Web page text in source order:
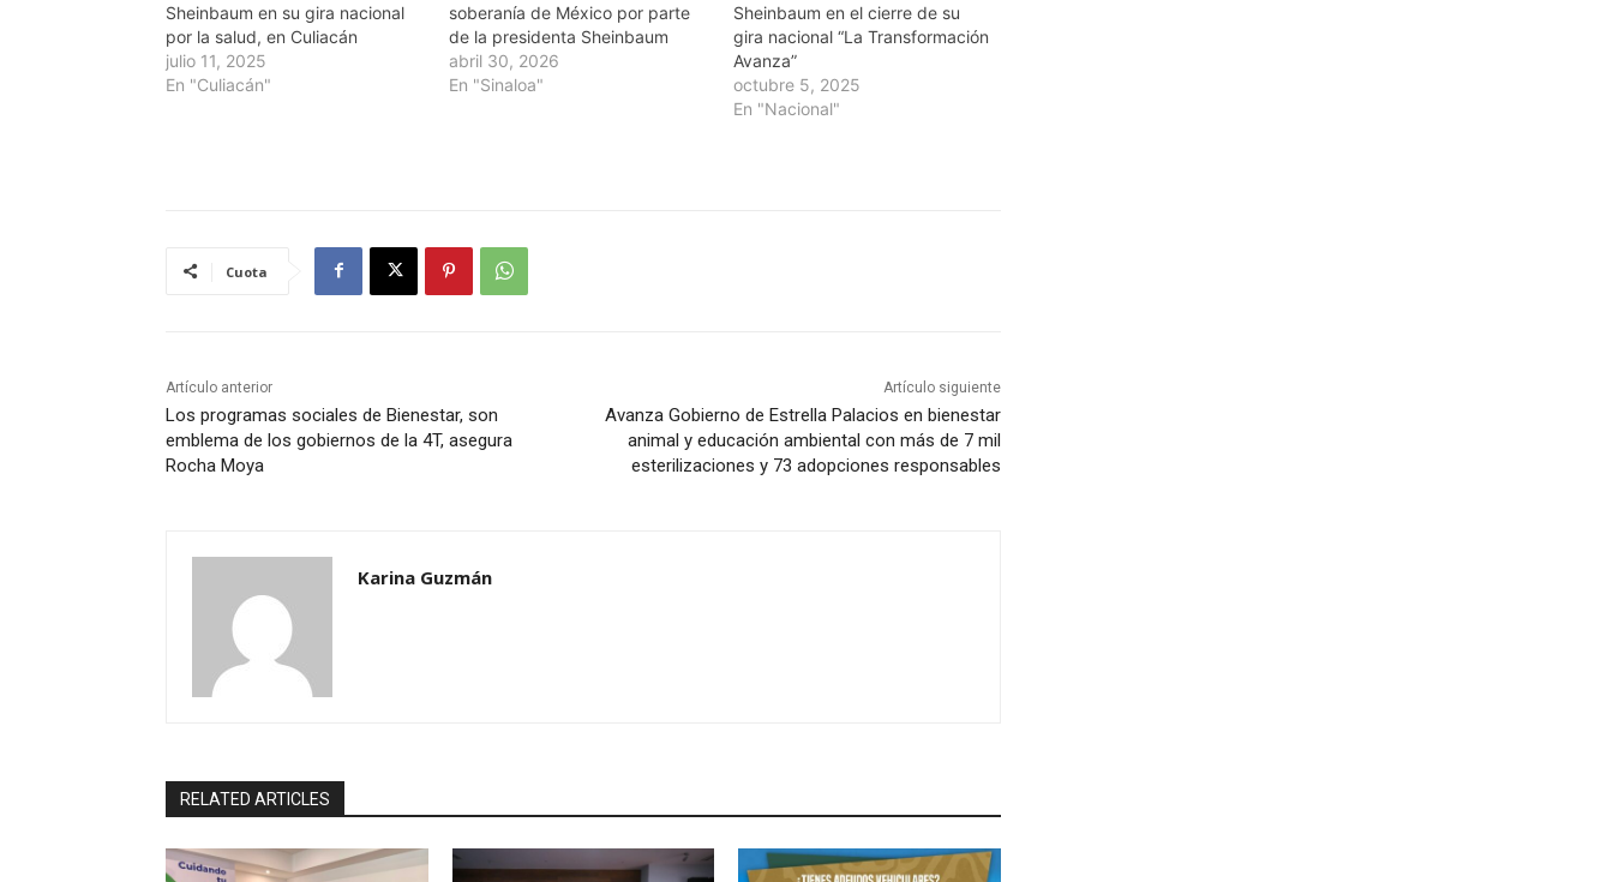
Sheinbaum en su gira nacional
por la salud, en Culiacán
julio 11, 2025
En "Culiacán"
soberanía de México por parte
de la presidenta Sheinbaum
abril 30, 2026
En "Sinaloa"
Sheinbaum en el cierre de su
gira nacional “La Transformación
Avanza”
octubre 5, 2025
En "Nacional"
Cuota
Artículo anterior
Los programas sociales de Bienestar, son
emblema de los gobiernos de la 4T, asegura
Rocha Moya
Artículo siguiente
Avanza Gobierno de Estrella Palacios en bienestar
animal y educación ambiental con más de 7 mil
esterilizaciones y 73 adopciones responsables
Karina Guzmán
RELATED ARTICLES